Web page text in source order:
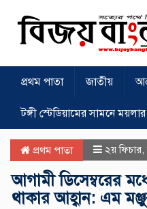
প্রথম পাতা জাতীয়
টঙ্গী স্টেডিয়ামের সামনে
প্রথম পাতা ২য় ফিচার ,
আগামী ডিসেম্বরের
থাকার আহ্বান: এম